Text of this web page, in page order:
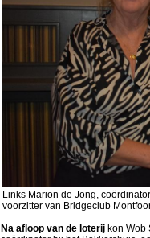
Links Marion de Jong,
voorzitter van Bridgeclub
Na afloop van de loterij kon Wob